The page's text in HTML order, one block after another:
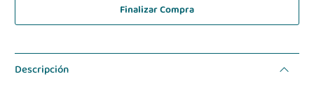
Finalizar Compra
Descripción